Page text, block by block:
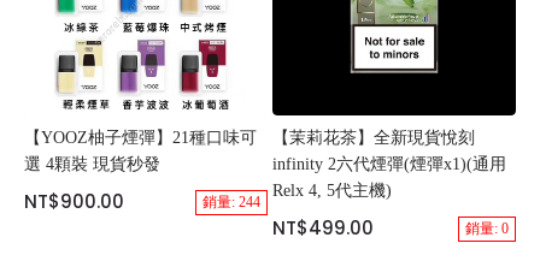
【YOOZ柚子煙彈】21種口味可
選 4顆裝 現貨秒發
NT$900.00 銷量: 244
【茉莉花茶】全新現貨悅刻
infinity 2六代煙彈(煙彈x1)(通用
Relx 4, 5代主機)
NT$499.00 銷量: 0